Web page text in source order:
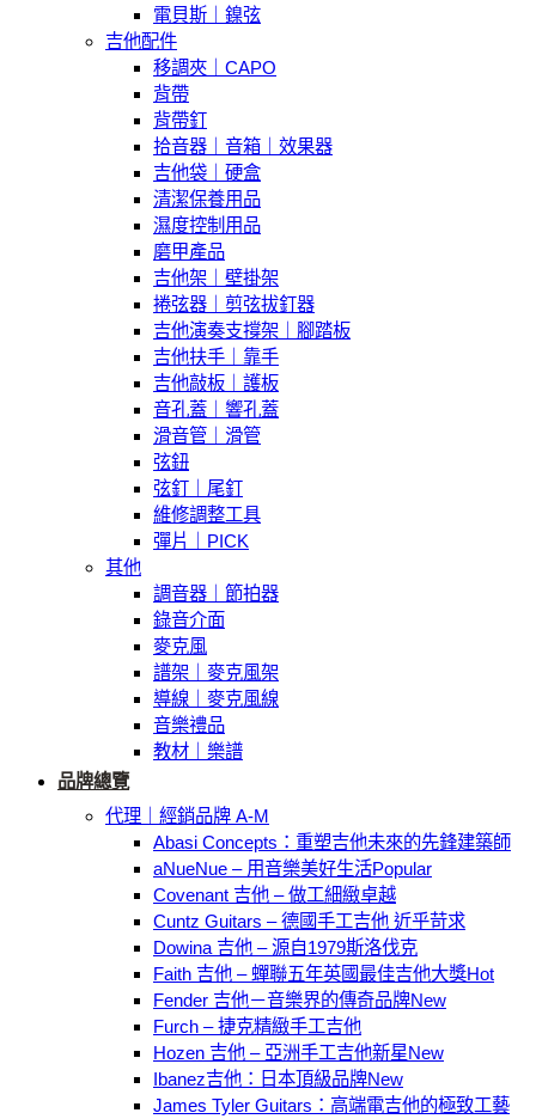
電貝斯｜鎳弦
吉他配件
移調夾｜CAPO
背帶
背帶釘
拾音器｜音箱｜效果器
吉他袋｜硬盒
清潔保養用品
濕度控制用品
磨甲產品
吉他架｜壁掛架
捲弦器｜剪弦拔釘器
吉他演奏支撐架｜腳踏板
吉他扶手｜靠手
吉他敲板｜護板
音孔蓋｜響孔蓋
滑音管｜滑管
弦鈕
弦釘｜尾釘
維修調整工具
彈片｜PICK
其他
調音器｜節拍器
錄音介面
麥克風
譜架｜麥克風架
導線｜麥克風線
音樂禮品
教材｜樂譜
品牌總覽
代理｜經銷品牌 A-M
Abasi Concepts：重塑吉他未來的先鋒建築師
aNueNue – 用音樂美好生活
Covenant 吉他 – 做工細緻卓越
Cuntz Guitars – 德國手工吉他 近乎苛求
Dowina 吉他 – 源自1979斯洛伐克
Faith 吉他 – 蟬聯五年英國最佳吉他大獎
Fender 吉他－音樂界的傳奇品牌
Furch – 捷克精緻手工吉他
Hozen 吉他 – 亞洲手工吉他新星
Ibanez吉他：日本頂級品牌
James Tyler Guitars：高端電吉他的極致工藝